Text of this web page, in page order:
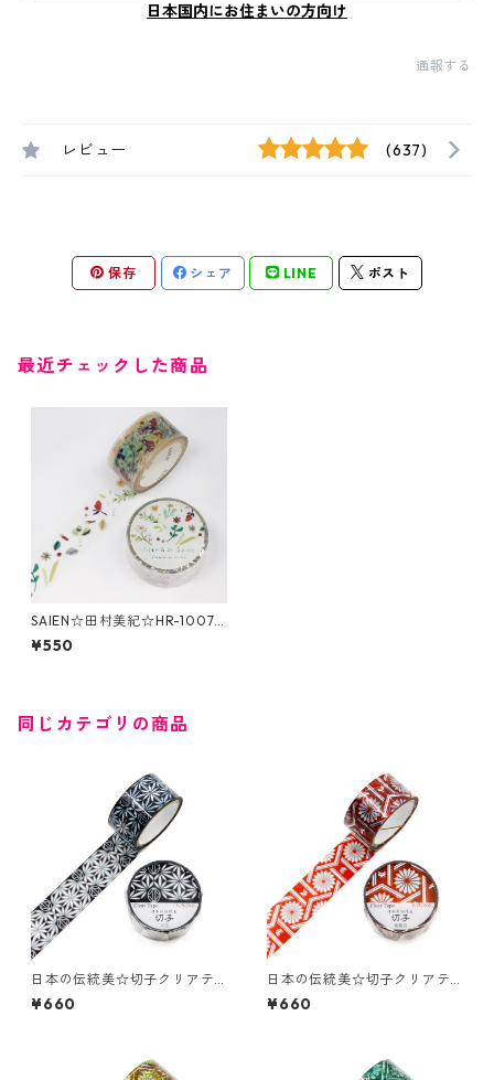
日本国内にお住まいの方向け
通報する
レビュー (637)
保存 シェア LINE ポスト
最近チェックした商品
SAIEN☆田村美紀☆HR-1007
☆Herb＆Spice☆クリアテー
プ☆20mm
¥550
同じカテゴリの商品
日本の伝統美☆切子クリアテ
ープ☆GR-4106☆六花☆ホロ
グラム箔☆20mm
¥660
日本の伝統美☆切子クリアテ
ープ☆GR-4107☆菊籠目☆ホ
ログラム箔☆20mm
¥660